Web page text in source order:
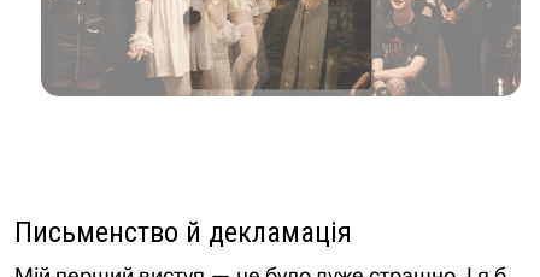
Previous Next
Письменство й декламація
Мій перший виступ — це було дуже страшно. І я б